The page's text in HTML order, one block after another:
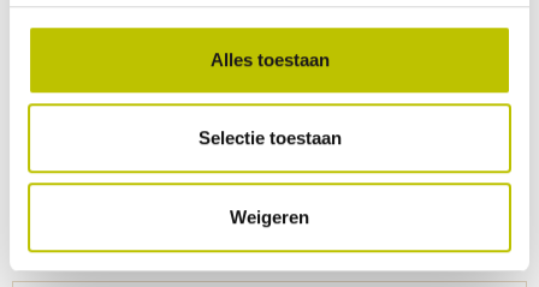
Alles toestaan
Selectie toestaan
Weigeren
deze stevige Snowboot van Olang. De
snowboot heeft een robuuste
rubberen schoen met een goede zool
wanneer ern sneeuw ligt. Door middel
de laars en bovenaan kan je hem
elastisch koord. De schoen is warm,
een winterse dag!
99,95